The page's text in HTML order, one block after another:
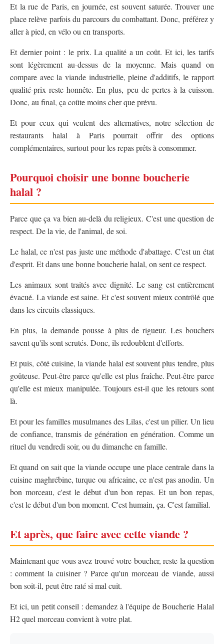
Et la rue de Paris, en journée, est souvent saturée. Trouver une
place relève parfois du parcours du combattant. Donc, préférez y
aller à pied, en vélo ou en transports.
Et dernier point : le prix. La qualité a un coût. Et ici, les tarifs
sont légèrement au-dessus de la moyenne. Mais quand on
compare avec la viande industrielle, pleine d'additifs, le rapport
qualité-prix reste honnête. En plus, peu de pertes à la cuisson.
Donc, au final, ça coûte moins cher que prévu.
Et pour ceux qui veulent des alternatives, notre sélection de
restaurants halal à Paris pourrait offrir des options
complémentaires, surtout pour les repas prêts à consommer.
Pourquoi choisir une bonne boucherie
halal ?
Parce que ça va bien au-delà du religieux. C'est une question de
respect. De la vie, de l'animal, de soi.
Le halal, ce n'est pas juste une méthode d'abattage. C'est un état
d'esprit. Et dans une bonne boucherie halal, on sent ce respect.
Les animaux sont traités avec dignité. Le sang est entièrement
évacué. La viande est saine. Et c'est souvent mieux contrôlé que
dans les circuits classiques.
En plus, la demande pousse à plus de rigueur. Les bouchers
savent qu'ils sont scrutés. Donc, ils redoublent d'efforts.
Et puis, côté cuisine, la viande halal est souvent plus tendre, plus
goûteuse. Peut-être parce qu'elle est plus fraîche. Peut-être parce
qu'elle est mieux manipulée. Toujours est-il que les retours sont
là.
Et pour les familles musulmanes des Lilas, c'est un pilier. Un lieu
de confiance, transmis de génération en génération. Comme un
rituel du vendredi soir, ou du dimanche en famille.
Et quand on sait que la viande occupe une place centrale dans la
cuisine maghrébine, turque ou africaine, ce n'est pas anodin. Un
bon morceau, c'est le début d'un bon repas. Et un bon repas,
c'est le début d'un bon moment. C'est humain, ça. C'est familial.
Et après, que faire avec cette viande ?
Maintenant que vous avez trouvé votre boucher, reste la question
: comment la cuisiner ? Parce qu'un morceau de viande, aussi
bon soit-il, peut être raté si mal cuit.
Et ici, un petit conseil : demandez à l'équipe de Boucherie Halal
H2 quel morceau convient à votre plat.